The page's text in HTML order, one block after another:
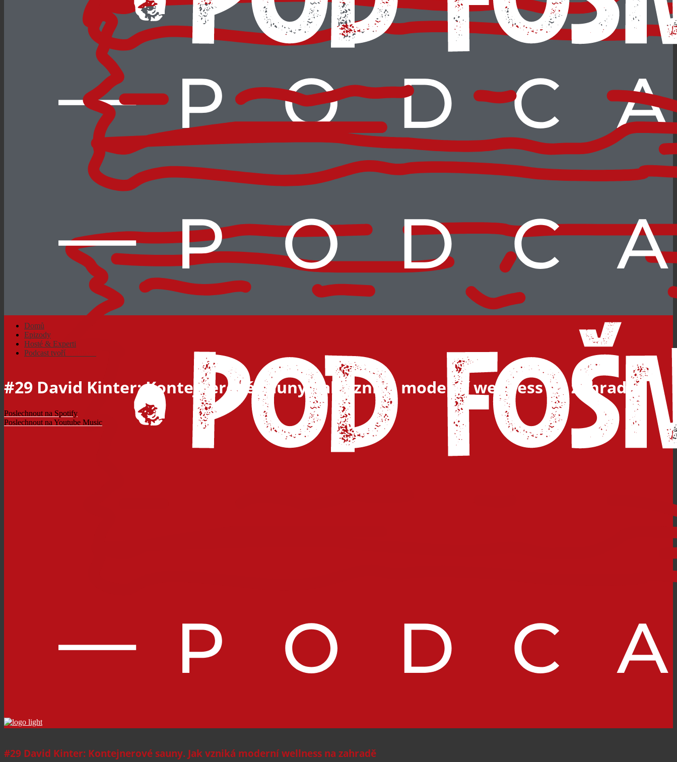
Domů
Epizody
Hosté & Experti
Podcast tvoří
#29 David Kinter: Kontejnerové sauny. Jak vzniká moderní wellness na zahradě
Poslechnout na Spotify
Poslechnout na Youtube Music
#29 David Kinter: Kontejnerové sauny. Jak vzniká moderní wellness na zahradě